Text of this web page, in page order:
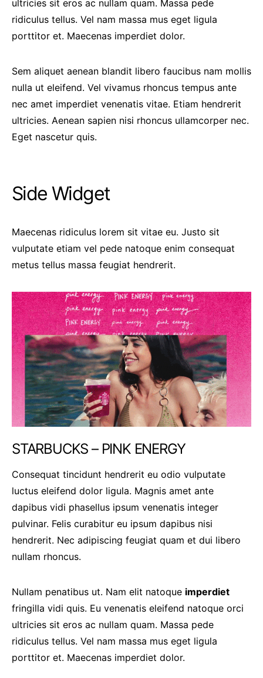
ultricies sit eros ac nullam quam. Massa pede
ridiculus tellus. Vel nam massa mus eget ligula
porttitor et. Maecenas imperdiet dolor.
Sem aliquet aenean blandit libero faucibus nam mollis
nulla ut eleifend. Vel vivamus rhoncus tempus ante
nec amet imperdiet venenatis vitae. Etiam hendrerit
ultricies. Aenean sapien nisi rhoncus ullamcorper nec.
Eget nascetur quis.
Side Widget
Maecenas ridiculus lorem sit vitae eu. Justo sit
vulputate etiam vel pede natoque enim consequat
metus tellus massa feugiat hendrerit.
STARBUCKS – PINK ENERGY
Consequat tincidunt hendrerit eu odio vulputate
luctus eleifend dolor ligula. Magnis amet ante
dapibus vidi phasellus ipsum venenatis integer
pulvinar. Felis curabitur eu ipsum dapibus nisi
hendrerit. Nec adipiscing feugiat quam et dui libero
nullam rhoncus.
Nullam penatibus ut. Nam elit natoque imperdiet
fringilla vidi quis. Eu venenatis eleifend natoque orci
ultricies sit eros ac nullam quam. Massa pede
ridiculus tellus. Vel nam massa mus eget ligula
porttitor et. Maecenas imperdiet dolor.